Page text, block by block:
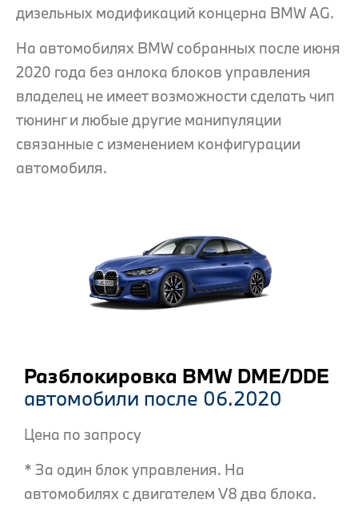
дизельных модификаций концерна BMW AG.
На автомобилях BMW собранных после июня
2020 года без анлока блоков управления
владелец не имеет возможности сделать чип
тюнинг и любые другие манипуляции
связанные с изменением конфигурации
автомобиля.
Разблокировка BMW DME/DDE
автомобили после 06.2020
Цена по запросу
* За один блок управления. На
автомобилях с двигателем V8 два блока.